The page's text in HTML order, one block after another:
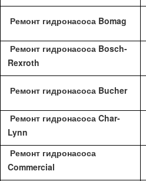
Ремонт гидронасоса Bomag
Ремонт гидронасоса Bosch-
Rexroth
Ремонт гидронасоса Bucher
Ремонт гидронасоса Char-
Lynn
Ремонт гидронасоса
Commercial